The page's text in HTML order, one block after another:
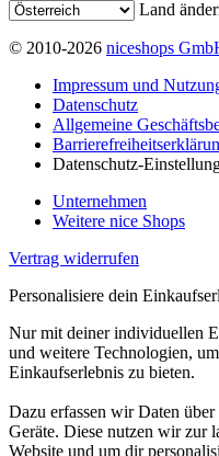
Land
© 2010-2026 niceshops
Impressum und
Datenschutz
Allgemeine
Datenschutz-
Unternehmen
Weitere nice Shops
Vertrag widerrufen
Personalisiere dein
Nur mit deiner individuellen
und weitere Technologien,
Einkaufserlebnis zu bieten.
Dazu erfassen wir Daten
Geräte. Diese nutzen wir zur
Website und um dir